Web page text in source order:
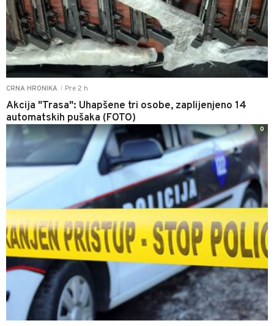
CRNA HRONIKA Pre 2 h
Akcija "Trasa": Uhapšene tri osobe, zaplijenjeno 14
automatskih pušaka (FOTO)
0